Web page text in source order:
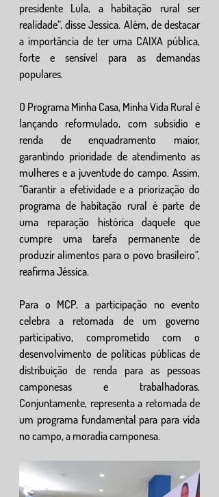
presidente Lula, a habitação rural ser
realidade”, disse Jessica. Além, de destacar
a importância de ter uma CAIXA pública,
forte e sensível para as demandas
populares.
O Programa Minha Casa, Minha Vida Rural é
lançando reformulado, com subsidio e
renda de enquadramento maior,
garantindo prioridade de atendimento as
mulheres e a juventude do campo. Assim,
“Garantir a efetividade e a priorização do
programa de habitação rural é parte de
uma reparação histórica daquele que
cumpre uma tarefa permanente de
produzir alimentos para o povo brasileiro”,
reafirma Jéssica.
Para o MCP, a participação no evento
celebra a retomada de um governo
participativo, comprometido com o
desenvolvimento de políticas públicas de
distribuição de renda para as pessoas
camponesas e trabalhadoras.
Conjuntamente, representa a retomada de
um programa fundamental para para vida
no campo, a moradia camponesa.